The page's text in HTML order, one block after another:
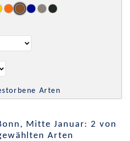
Arten
Mitte Januar: 2 von
Arten